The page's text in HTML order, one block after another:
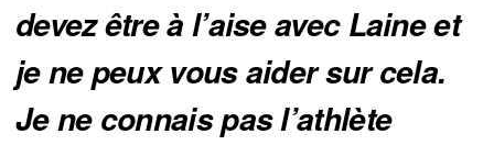
devez être à l’aise avec Laine et
je ne peux vous aider sur cela.
Je ne connais pas l’athlète